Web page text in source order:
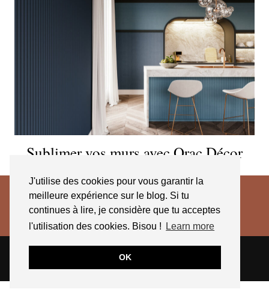
J'utilise des cookies pour vous garantir la
meilleure expérience sur le blog. Si tu
continues à lire, je considère que tu acceptes
l'utilisation des cookies. Bisou !
Learn more
OK
Sublimer vos murs avec Orac Décor
THEME CREATED BYpipdig